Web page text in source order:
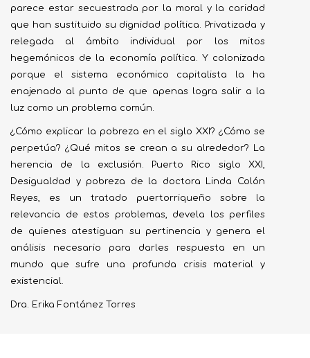
parece estar secuestrada por la moral y la caridad
que han sustituido su dignidad política. Privatizada y
relegada al ámbito individual por los mitos
hegemónicos de la economía política. Y colonizada
porque el sistema económico capitalista la ha
enajenado al punto de que apenas logra salir a la
luz como un problema común.
¿Cómo explicar la pobreza en el siglo XXI? ¿Cómo se
perpetúa? ¿Qué mitos se crean a su alrededor? La
herencia de la exclusión. Puerto Rico siglo XXI,
Desigualdad y pobreza de la doctora Linda Colón
Reyes, es un tratado puertorriqueño sobre la
relevancia de estos problemas, devela los perfiles
de quienes atestiguan su pertinencia y genera el
análisis necesario para darles respuesta en un
mundo que sufre una profunda crisis material y
existencial.
Dra. Erika Fontánez Torres